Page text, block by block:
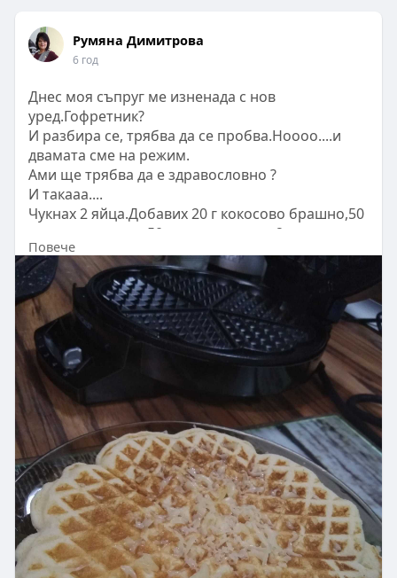
Румяна Димитрова
6 год
Днес моя съпруг ме изненада с нов
уред.Гофретник?
И разбира се, трябва да се пробва.Ноооо....и
двамата сме на режим.
Ами ще трябва да е здравословно ?
И такааа....
Чукнах 2 яйца.Добавих 20 г кокосово брашно,50
г краве сирене и 50 г крема сирене,2 ч.л.
бакпулвер.Всичко това в Нутрибулета.
Изпекох 2 гофрети.
Отгоре настъргах малко кашкавал.
Да ни е сладко.
Повече